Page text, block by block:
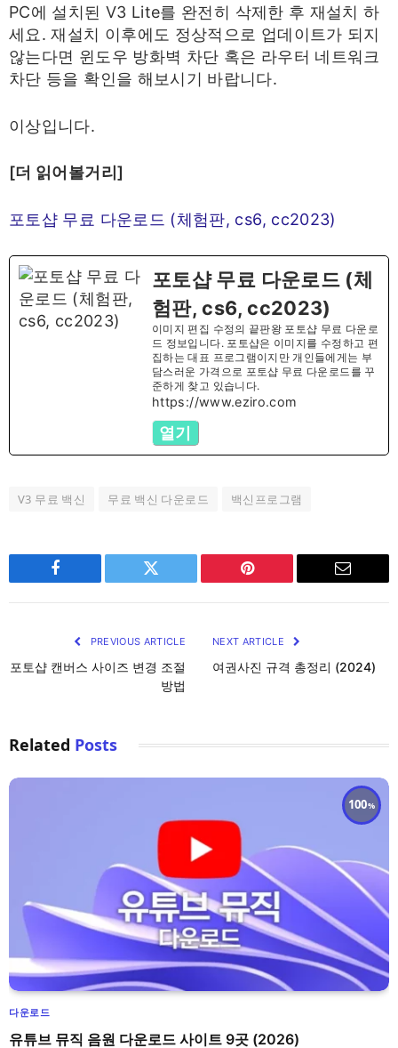
PC에 설치된 V3 Lite를 완전히 삭제한 후 재설치 하
세요. 재설치 이후에도 정상적으로 업데이트가 되지
않는다면 윈도우 방화벽 차단 혹은 라우터 네트워크
차단 등을 확인을 해보시기 바랍니다.
이상입니다.
[더 읽어볼거리]
포토샵 무료 다운로드 (체험판, cs6, cc2023)
포토샵 무료 다운로드 (체
험판, cs6, cc2023)
이미지 편집 수정의 끝판왕 포토샵 무료 다운로
드 정보입니다. 포토샵은 이미지를 수정하고 편
집하는 대표 프로그램이지만 개인들에게는 부
담스러운 가격으로 포토샵 무료 다운로드를 꾸
준하게 찾고 있습니다.
https://www.eziro.com
열기
V3 무료 백신 무료 백신 다운로드 백신프로그램
Facebook Twitter Pinterest Email
PREVIOUS ARTICLE
포토샵 캔버스 사이즈 변경 조절
방법
NEXT ARTICLE
여권사진 규격 총정리 (2024)
Related Posts
100
다운로드
유튜브 뮤직 음원 다운로드 사이트 9곳 (2026)